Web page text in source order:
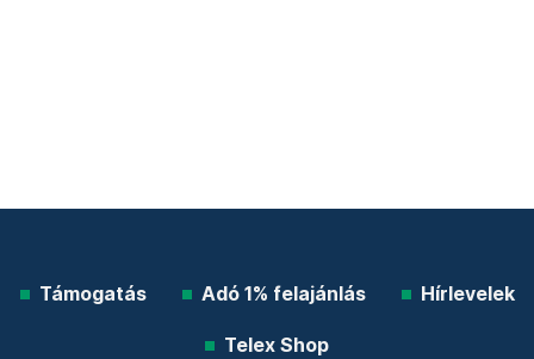
Támogatás Adó 1% felajánlás Hírlevelek
Telex Shop